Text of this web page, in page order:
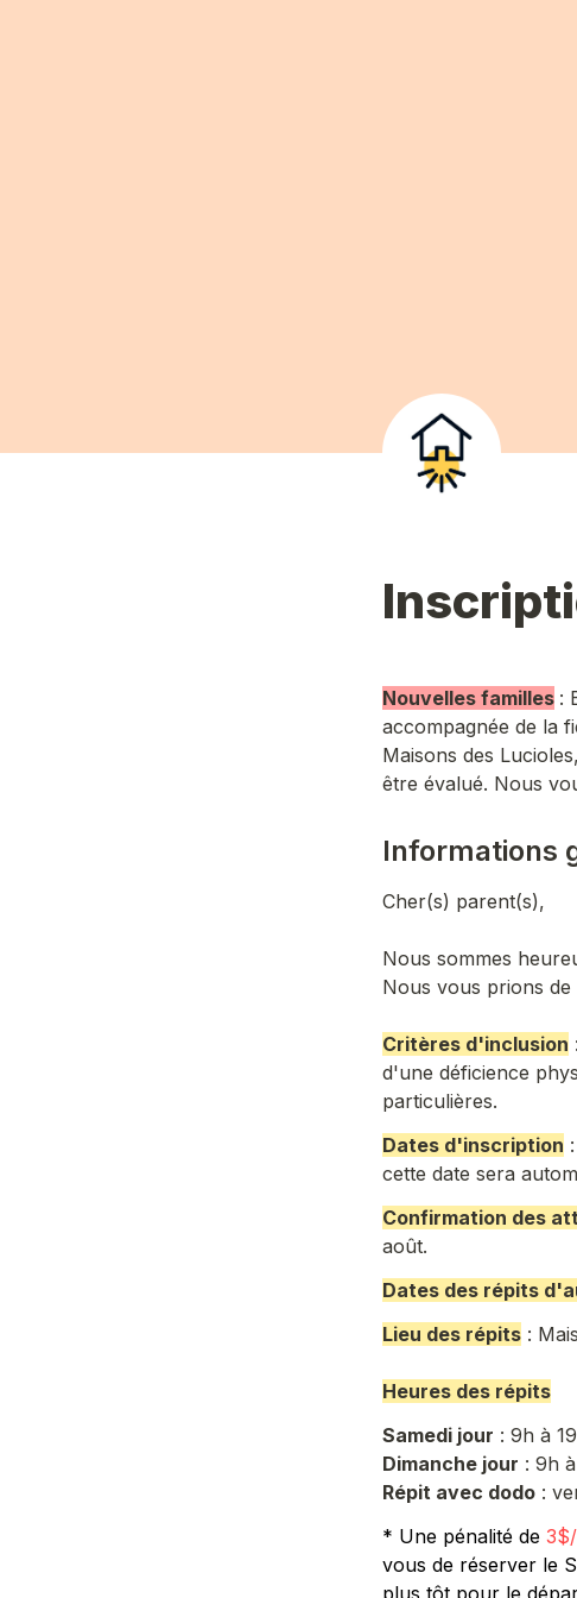
Nouvelles familles :
accompagnée de la
Maisons des
être évalué. Nous
Informations
Nous sommes
Nous vous prions
Critères d'inclusion
d'une déficience
particulières.
Dates d'inscription
cette date sera
Confirmation des
août.
Dates des répits
Lieu des répits :
Heures des répits
Samedi jour
Dimanche jour
Répit avec dodo :
* Une pénalité de
vous de réserver le